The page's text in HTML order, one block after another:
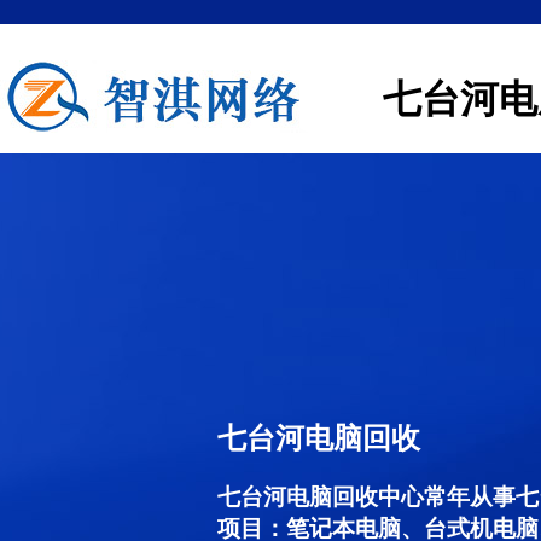
七台河
七台河电脑回收
七台河电脑回收中心常年从事
项目：笔记本电脑、台式机电